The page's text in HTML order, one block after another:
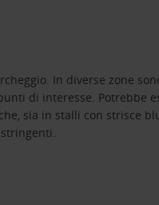
In diverse zone
di interesse. Potrebbe
sia in stalli con strisce